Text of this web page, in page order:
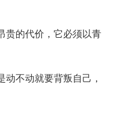
的代价，它必须以青
不动就要背叛自己，